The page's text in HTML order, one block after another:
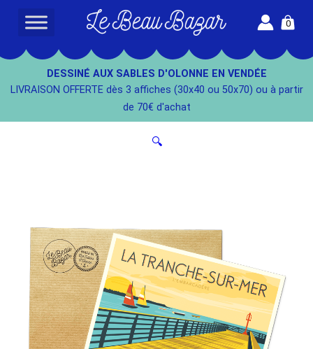
L
e
B
e
a
u
B
-
0
DESSINÉ AUX SABLES D'OLONNE EN VENDÉE
LIVRAISON OFFERTE dès 3 affiches (30x40 ou 50x70) ou à partir
de 70€ d'achat
🔍